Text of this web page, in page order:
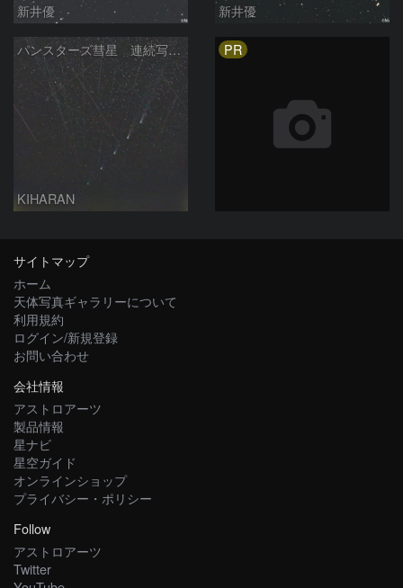
新井優 新井優
パンスターズ彗星 連続写真 再処理
KIHARAN
PR
サイトマップ
ホーム
天体写真ギャラリーについて
利用規約
ログイン/新規登録
お問い合わせ
会社情報
アストロアーツ
製品情報
星ナビ
星空ガイド
オンラインショップ
プライバシー・ポリシー
Follow
アストロアーツ
Twitter